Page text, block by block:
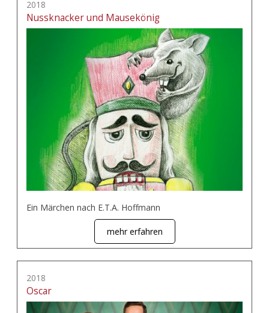
2018
Nussknacker und Mausekönig
Ein Märchen nach E.T.A. Hoffmann
mehr erfahren
2018
Oscar